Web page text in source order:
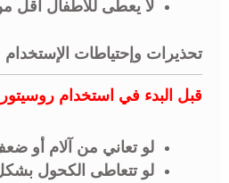
لا يعطى للاطفال اقل من 10
تحذيرات وإحتياطات الإستخدام
قبل البدء في استخدام
لو تعاني من آلام أو
لو تتعاطى الكحول